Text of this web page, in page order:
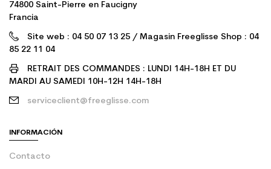
74800 Saint-Pierre en Faucigny
Francia
Site web : 04 50 07 13 25 / Magasin Freeglisse Shop : 04
85 22 11 04
RETRAIT DES COMMANDES : LUNDI 14H-18H ET DU
MARDI AU SAMEDI 10H-12H 14H-18H
serviceclient@freeglisse.com
INFORMACIÓN
Contacto